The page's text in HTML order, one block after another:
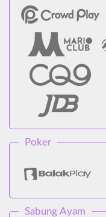
Poker
Sabung Ayam